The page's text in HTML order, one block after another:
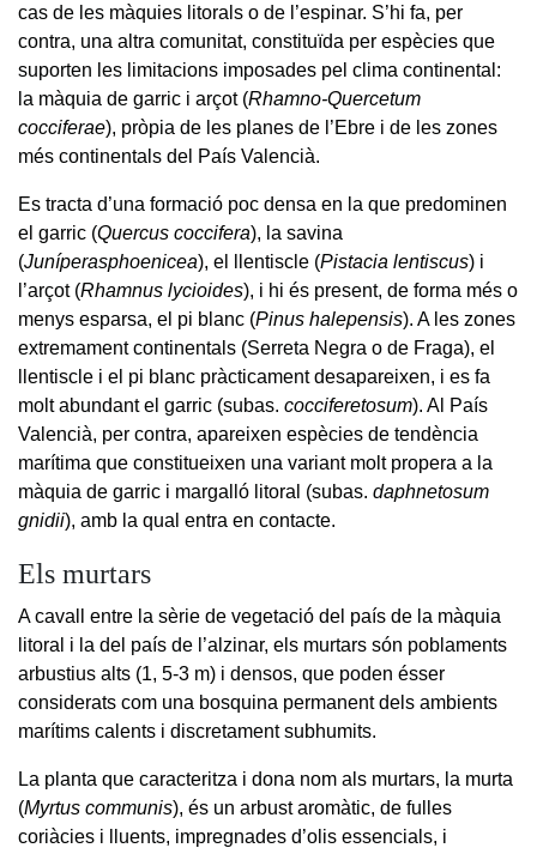
cas de les màquies litorals o de l’espinar. S’hi fa, per
contra, una altra comunitat, constituïda per espècies que
suporten les limitacions imposades pel clima continental:
la màquia de garric i arçot (Rhamno-Quercetum
cocciferae), pròpia de les planes de l’Ebre i de les zones
més continentals del País Valencià.
Es tracta d’una formació poc densa en la que predominen
el garric (Quercus coccifera), la savina
(Juníperasphoenicea), el llentiscle (Pistacia lentiscus) i
l’arçot (Rhamnus lycioides), i hi és present, de forma més o
menys esparsa, el pi blanc (Pinus halepensis). A les zones
extremament continentals (Serreta Negra o de Fraga), el
llentiscle i el pi blanc pràcticament desapareixen, i es fa
molt abundant el garric (subas. cocciferetosum). Al País
Valencià, per contra, apareixen espècies de tendència
marítima que constitueixen una variant molt propera a la
màquia de garric i margalló litoral (subas. daphnetosum
gnidii), amb la qual entra en contacte.
Els murtars
A cavall entre la sèrie de vegetació del país de la màquia
litoral i la del país de l’alzinar, els murtars són poblaments
arbustius alts (1, 5-3 m) i densos, que poden ésser
considerats com una bosquina permanent dels ambients
marítims calents i discretament subhumits.
La planta que caracteritza i dona nom als murtars, la murta
(Myrtus communis), és un arbust aromàtic, de fulles
coriàcies i lluents, impregnades d’olis essencials, i